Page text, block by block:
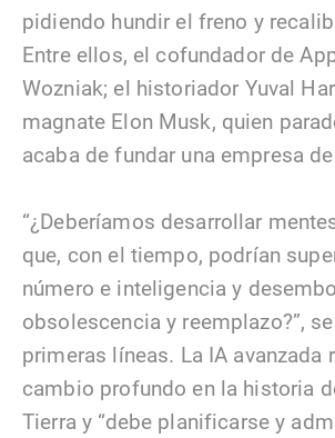
pidiendo hundir el freno y
Entre ellos, el cofundador de
Wozniak; el historiador Yuval
magnate Elon Musk, quien
acaba de fundar una empresa
“¿Deberíamos desarrollar
que, con el tiempo, podrían
número e inteligencia y
obsolescencia y reemplazo?”,
primeras líneas. La IA avanzada
cambio profundo en la historia
Tierra y “debe planificarse y